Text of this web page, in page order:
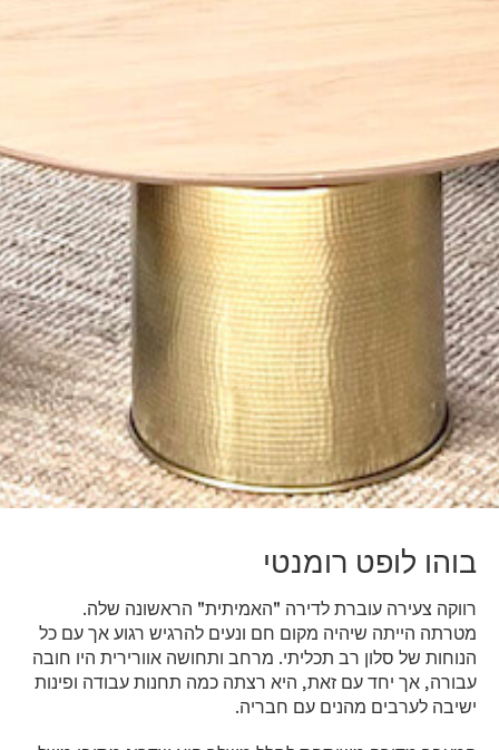
בוהו לופט רומנטי
רווקה צעירה עוברת לדירה "האמיתית" הראשונה שלה.
מטרתה הייתה שיהיה מקום חם ונעים להרגיש רגוע אך עם כל
הנוחות של סלון רב תכליתי. מרחב ותחושה אוורירית היו חובה
עבורה, אך יחד עם זאת, היא רצתה כמה תחנות עבודה ופינות
ישיבה לערבים מהנים עם חבריה.